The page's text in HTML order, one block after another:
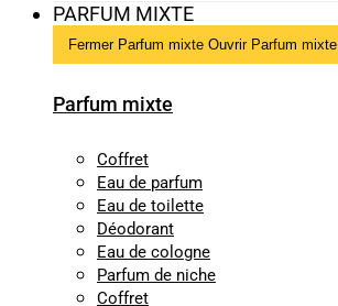
PARFUM MIXTE
Fermer Parfum mixte Ouvrir Parfum mixte
Parfum mixte
Coffret
Eau de parfum
Eau de toilette
Déodorant
Eau de cologne
Parfum de niche
Coffret